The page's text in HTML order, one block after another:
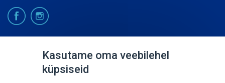
KESKKONNAAGENTUUR
Kasutame oma veebilehel
küpsiseid